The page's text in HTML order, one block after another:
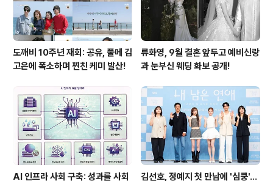
도깨비 10주년 재회: 공유, 풀메 김
고은에 폭소하며 찐친 케미 발산!
류화영, 9월 결혼 앞두고 예비신랑
과 눈부신 웨딩 화보 공개!
AI 인프라 사회 구축: 성과를 사회
김선호, 정예지 첫 만남에 '심쿵'…